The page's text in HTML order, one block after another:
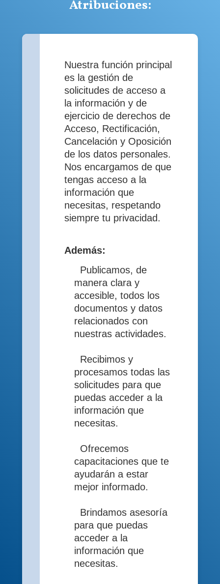
Atribuciones:
Nuestra función principal
es la gestión de
solicitudes de acceso a
la información y de
ejercicio de derechos de
Acceso, Rectificación,
Cancelación y Oposición
de los datos personales.
Nos encargamos de que
tengas acceso a la
información que
necesitas, respetando
siempre tu privacidad.
Además:
Publicamos, de
manera clara y
accesible, todos los
documentos y datos
relacionados con
nuestras actividades.
Recibimos y
procesamos todas las
solicitudes para que
puedas acceder a la
información que
necesitas.
Ofrecemos
capacitaciones que te
ayudarán a estar
mejor informado.
Brindamos asesoría
para que puedas
acceder a la
información que
necesitas.